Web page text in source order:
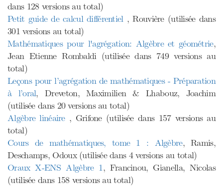
dans 128 versions au total)
Petit guide de calcul différentiel , Rouvière (utilisée dans
301 versions au total)
Mathématiques pour l'agrégation: Algèbre et géométrie,
Jean Etienne Rombaldi (utilisée dans 749 versions au
total)
Leçons pour l’agrégation de mathématiques - Préparation
à l’oral, Dreveton, Maximilien & Lhabouz, Joachim
(utilisée dans 20 versions au total)
Algèbre linéaire , Grifone (utilisée dans 157 versions au
total)
Cours de mathématiques, tome 1 : Algèbre, Ramis,
Deschamps, Odoux (utilisée dans 4 versions au total)
Oraux X-ENS Algèbre 1, Francinou, Gianella, Nicolas
(utilisée dans 158 versions au total)